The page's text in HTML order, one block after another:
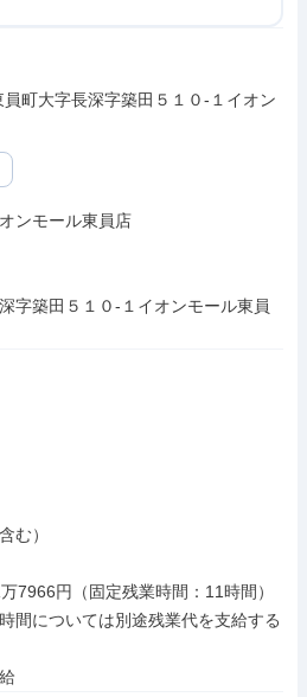
町大字長深字築田５１０‐１イオン
ンモール東員店
字築田５１０‐１イオンモール東員
む）
7966円（固定残業時間：11時間）
間については別途残業代を支給する